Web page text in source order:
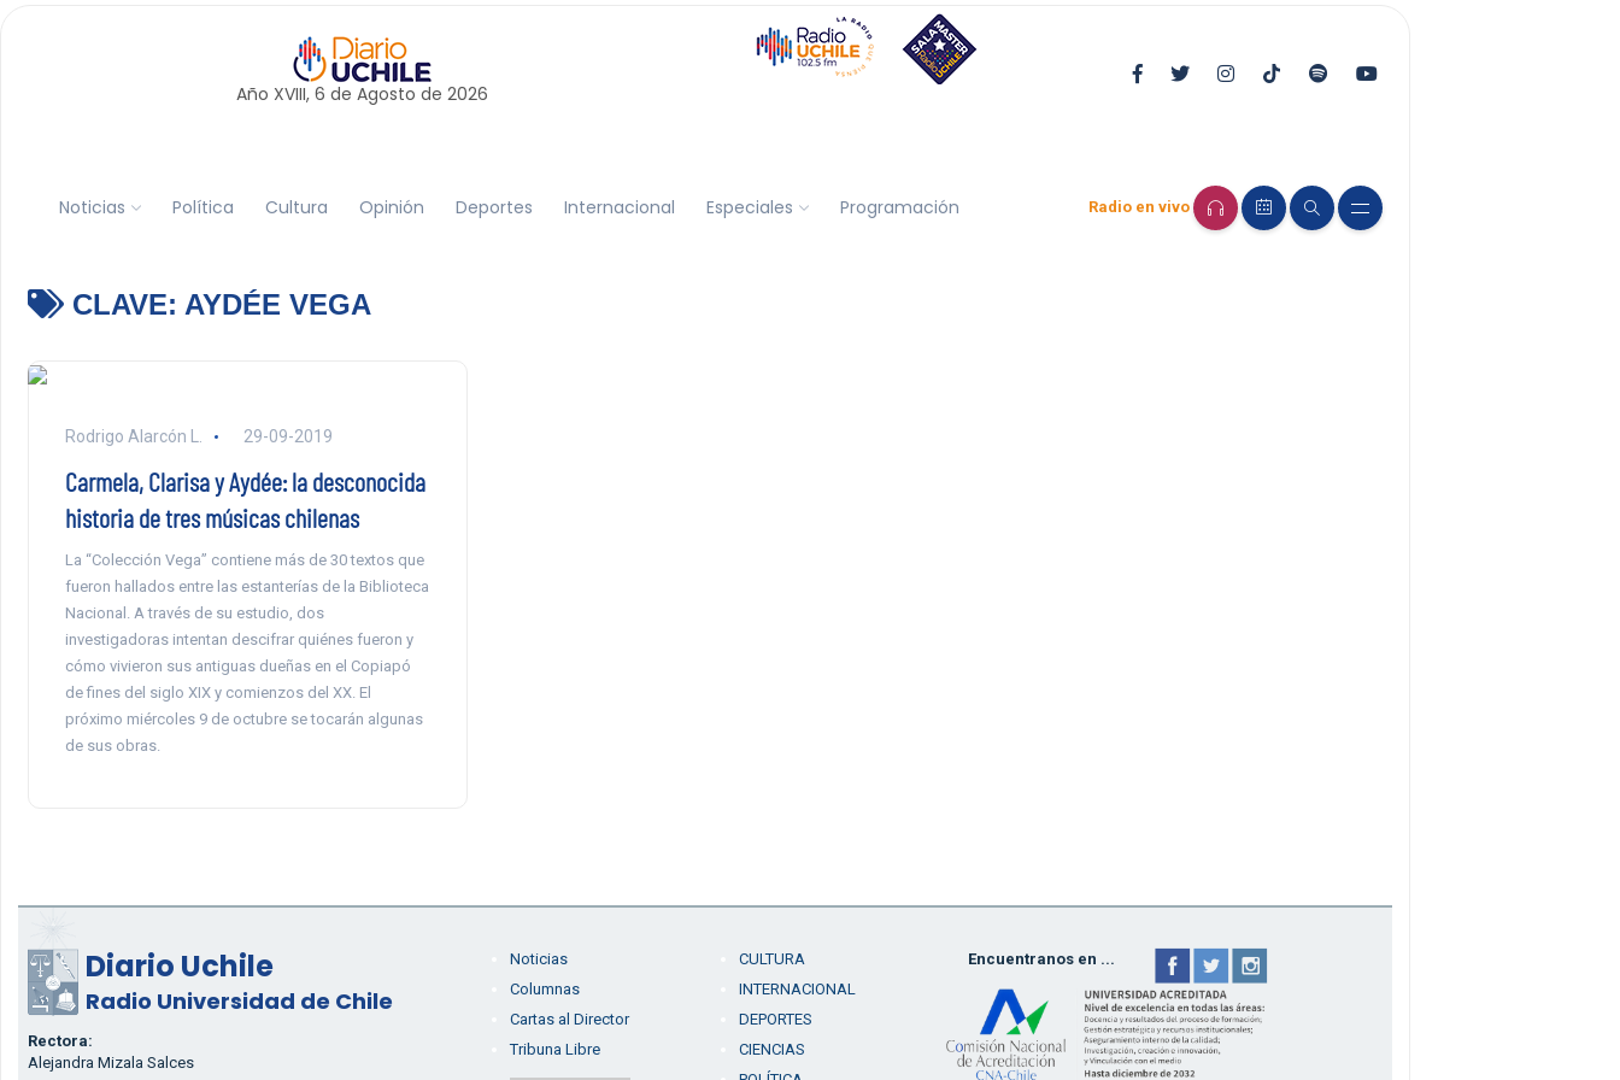
Año XVIII, 6 de Agosto de 2026
Noticias Política Cultura Opinión Deportes Internacional Especiales Programación Radio en vivo
CLAVE: AYDÉE VEGA
Rodrigo Alarcón L. 29-09-2019
Carmela, Clarisa y Aydée: la desconocida
historia de tres músicas chilenas
La “Colección Vega” contiene más de 30 textos que
fueron hallados entre las estanterías de la Biblioteca
Nacional. A través de su estudio, dos
investigadoras intentan descifrar quiénes fueron y
cómo vivieron sus antiguas dueñas en el Copiapó
de fines del siglo XIX y comienzos del XX. El
próximo miércoles 9 de octubre se tocarán algunas
de sus obras.
Diario Uchile
Radio Universidad de Chile
Rectora:
Alejandra Mizala Salces
Noticias
Columnas
Cartas al Director
Tribuna Libre
CULTURA
INTERNACIONAL
DEPORTES
CIENCIAS
Encuentranos en ...